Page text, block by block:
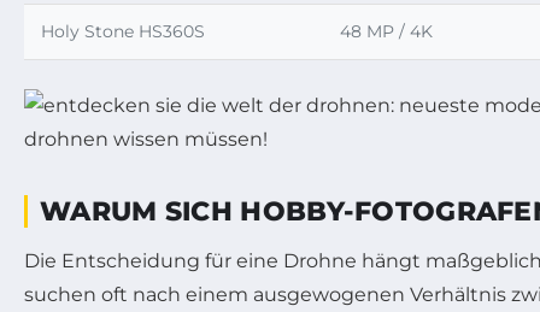
Holy Stone HS360S 48 MP / 4K
WARUM SICH HOBBY-
Die Entscheidung für eine Drohne hängt
suchen oft nach einem ausgewogenen Verhältnis